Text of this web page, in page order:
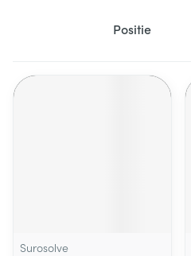
Sorteer op:
Surosolve